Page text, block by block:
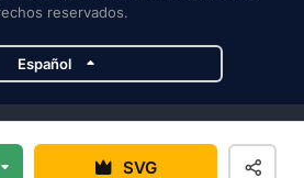
SVG
reservados.
Español